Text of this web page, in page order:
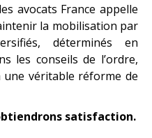
avocats France appelle
la mobilisation par
déterminés en
les conseils de l’ordre,
véritable réforme de
satisfaction.